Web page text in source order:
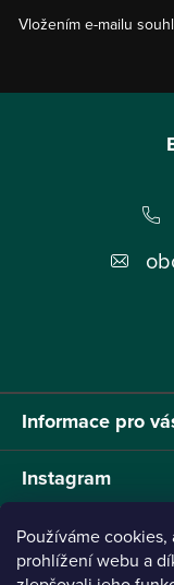
Používáme
prohlížení webu a
Vložením e-mailu
Informace pro
Instagram